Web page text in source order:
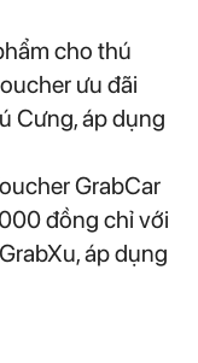
cho thú
ưu đãi
Cưng, áp dụng
GrabCar
đồng chỉ với
áp dụng